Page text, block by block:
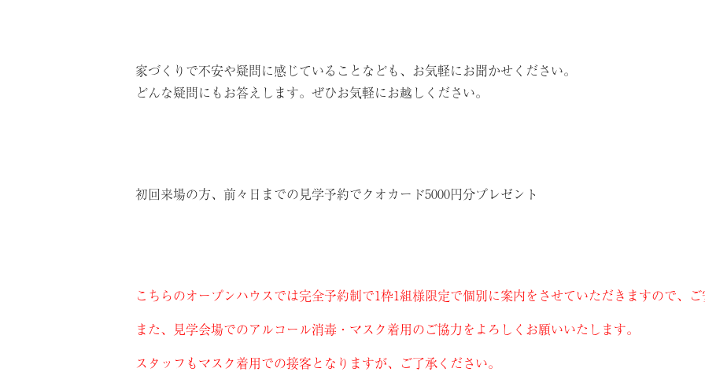
家づくりで不安や疑問に感じていることなども、お気軽にお聞かせください。
どんな疑問にもお答えします。ぜひお気軽にお越しください。
初回来場の方、前々日までの見学予約でクオカード5000円分プレゼント
こちらのオープンハウスでは完全予約制で1枠1組様限定で個別に案内をさせていただきますので、ご
また、見学会場でのアルコール消毒・マスク着用のご協力をよろしくお願いいたします。
スタッフもマスク着用での接客となりますが、ご了承ください。